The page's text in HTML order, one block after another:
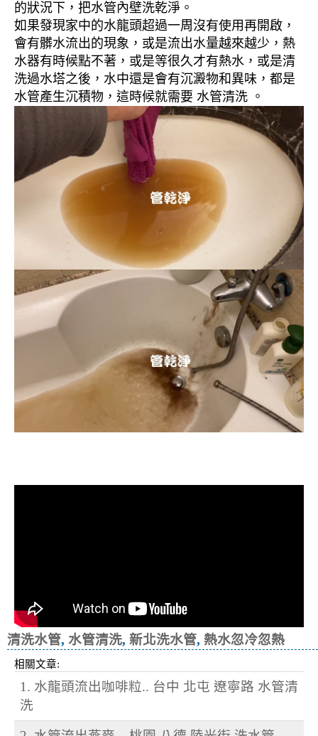
的狀況下，把水管內壁洗乾淨。
如果發現家中的水龍頭超過一周沒有使用再開啟，
會有髒水流出的現象，或是流出水量越來越少，熱
水器有時候點不著，或是等很久才有熱水，或是清
洗過水塔之後，水中還是會有沉澱物和異味，都是
水管產生沉積物，這時候就需要 水管清洗 。
清洗水管, 水管清洗, 新北洗水管, 熱水忽冷忽熱
相關文章:
1. 水龍頭流出咖啡粒.. 台中 北屯 遼寧路 水管清
洗